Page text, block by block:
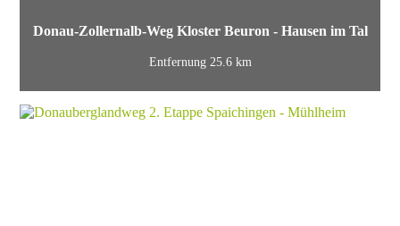
Donau-Zollernalb-Weg Kloster Beuron - Hausen im Tal
Entfernung 25.6 km